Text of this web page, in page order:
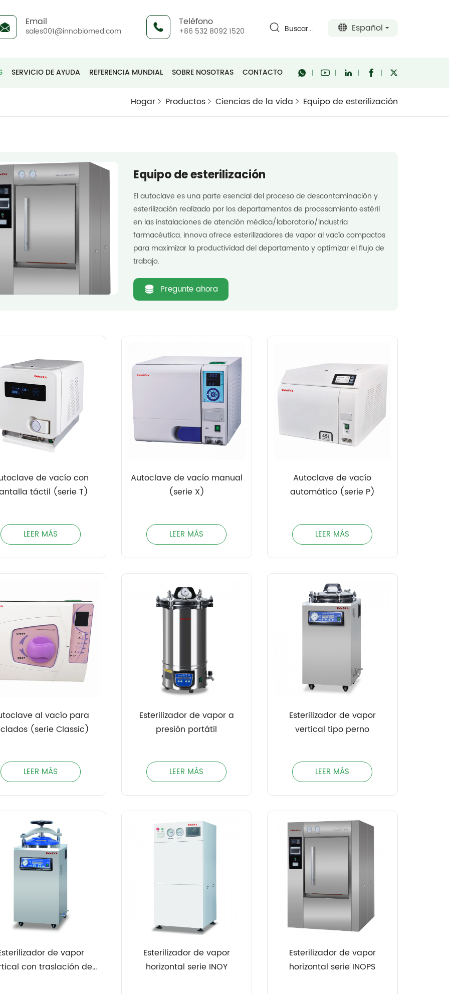
Español
Buscar...
Email
sales001@innobiomed.com
Teléfono
+86 532 8092 1520
SERVICIO DE AYUDA REFERENCIA MUNDIAL SOBRE NOSOTRAS CONTACTO
Hogar Productos Ciencias de la vida Equipo de esterilización
Equipo de esterilización
El autoclave es una parte esencial del proceso de descontaminación y
esterilización realizado por los departamentos de procesamiento estéril
en las instalaciones de atención médica/laboratorio/industria
farmacéutica. Innova ofrece esterilizadores de vapor al vacío compactos
para maximizar la productividad del departamento y optimizar el flujo de
trabajo.
Pregunte ahora
de vacío con
táctil (serie T)
LEER MÁS
Autoclave de vacío manual
(serie X)
LEER MÁS
Autoclave de vacío
automático (serie P)
LEER MÁS
al vacío para
(serie Classic)
LEER MÁS
Esterilizador de vapor a
presión portátil
LEER MÁS
Esterilizador de vapor
vertical tipo perno
LEER MÁS
de vapor
con traslación de
Esterilizador de vapor
horizontal serie INOY
Esterilizador de vapor
horizontal serie INOPS